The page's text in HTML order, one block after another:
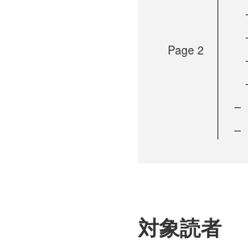
Page 2
対象読者